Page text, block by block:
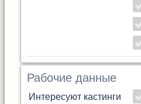
Рабочие данные
Интересуют кастинги